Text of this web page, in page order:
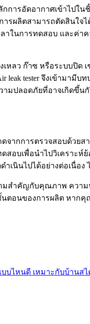
การอัดอากาศเข้าไปใ
ผลิตสามารถตัดสินใจ
าในการทดสอบ และค่
หลว ก๊าซ หรือระบบปิ
tester จึงเข้ามามี
มปลอดภัยที่อาจเกิดขึ้น
ากการตรวจสอบด้วยส
อบเพื่อนำไปวิเคราะห์
ำเนินไปได้อย่างต่อเนื่
มสำคัญกับคุณภาพ ควา
นตอนของการผลิต หา
บไหนดี เหมาะกับบ้านส